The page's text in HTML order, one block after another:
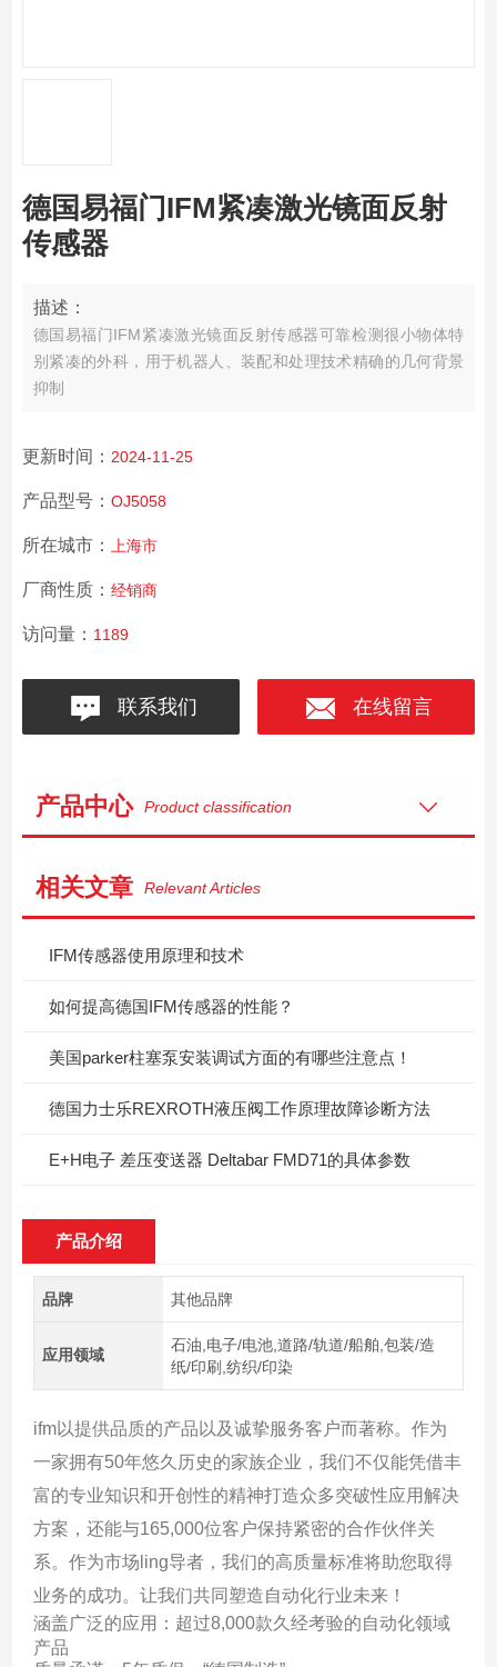
德国易福门IFM紧凑激光镜面反射
传感器
描述：
德国易福门IFM紧凑激光镜面反射传感器可靠检测很小物体特
别紧凑的外科，用于机器人、装配和处理技术精确的几何背景
抑制
更新时间： 2024-11-25
产品型号： OJ5058
所在城市： 上海市
厂商性质： 经销商
访问量： 1189
联系我们 在线留言
产品中心 Product classification
相关文章 Relevant Articles
IFM传感器使用原理和技术
如何提高德国IFM传感器的性能？
美国parker柱塞泵安装调试方面的有哪些注意点！
德国力士乐REXROTH液压阀工作原理故障诊断方法
E+H电子 差压变送器 Deltabar FMD71的具体参数
产品介绍
品牌 其他品牌
应用领域
石油,电子/电池,道路/轨道/船舶,包装/造
纸/印刷,纺织/印染
ifm以提供品质的产品以及诚挚服务客户而著称。作为
一家拥有50年悠久历史的家族企业，我们不仅能凭借丰
富的专业知识和开创性的精神打造众多突破性应用解决
方案，还能与165,000位客户保持紧密的合作伙伴关
系。作为市场ling导者，我们的高质量标准将助您取得
业务的成功。让我们共同塑造自动化行业未来！
涵盖广泛的应用：超过8,000款久经考验的自动化领域
产品